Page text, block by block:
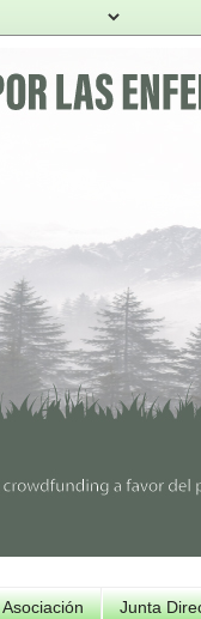
Asociación Junta